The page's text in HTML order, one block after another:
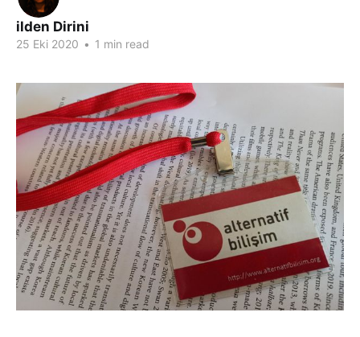
ilden Dirini
25 Eki 2020 • 1 min read